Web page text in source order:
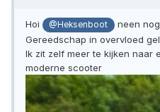
Hoi @Heksenboot
neen nog
Gereedschap in overvloed
Ik zit zelf meer te kijken naar
moderne scooter